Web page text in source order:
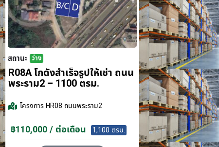
สถานะ ว่าง
R08A โกดังสำเร็จรูปให้เช่า ถนน
พระราม2 – 1100 ตรม.
โครงการHR08 ถนนพระราม2
฿110,000 / ต่อเดือน 1,100 ตรม.